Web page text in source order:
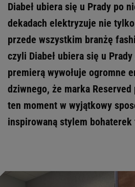
Diabeł ubiera się u Prady po
dekadach elektryzuje nie
przede wszystkim branżę
czyli Diabeł ubiera się u
premierą wywołuje ogromne
dziwnego, że marka Reserved
ten moment w wyjątkowy
inspirowaną stylem